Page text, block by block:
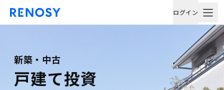
ログイン
新築・中古
戸建て投資